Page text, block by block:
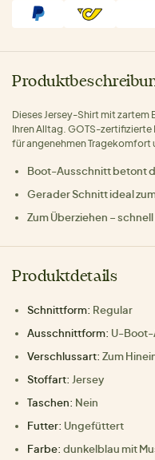
Dieses Jersey-Shirt mit zartem
Ihren Alltag. GOTS-
für angenehmen Tragekomfort
Boot-Ausschnitt betont
Gerader Schnitt ideal
Zum Überziehen –
Produktdetails
Schnittform: Regular
Ausschnittform: U-
Verschlussart: Zum
Stoffart: Jersey
Taschen: Nein
Futter: Ungefüttert
Farbe: dunkelblau mit